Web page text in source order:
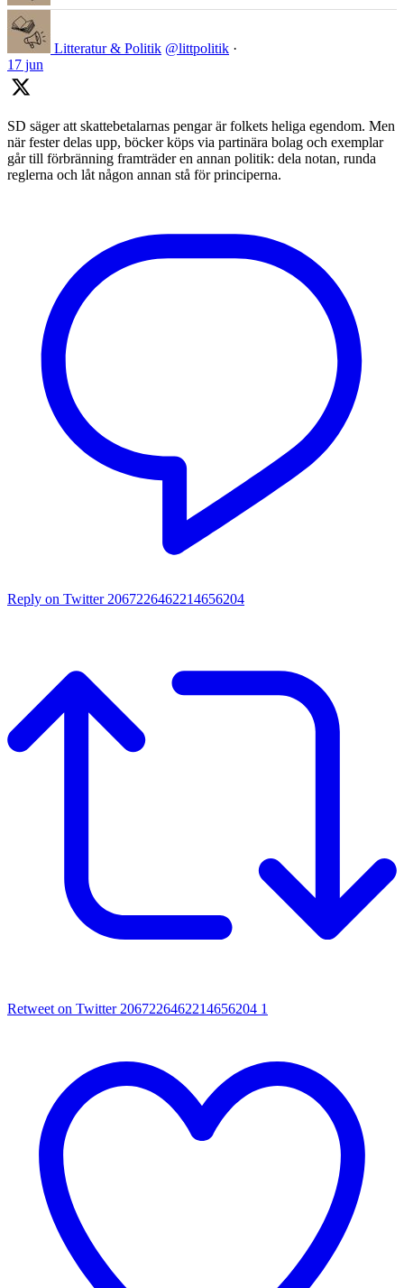
Litteratur & Politik @littpolitik ·
17 jun
SD säger att skattebetalarnas pengar är folkets heliga egendom. Men
när fester delas upp, böcker köps via partinära bolag och exemplar
går till förbränning framträder en annan politik: dela notan, runda
reglerna och låt någon annan stå för principerna.
Reply on Twitter 2067226462214656204
Retweet on Twitter 2067226462214656204 1